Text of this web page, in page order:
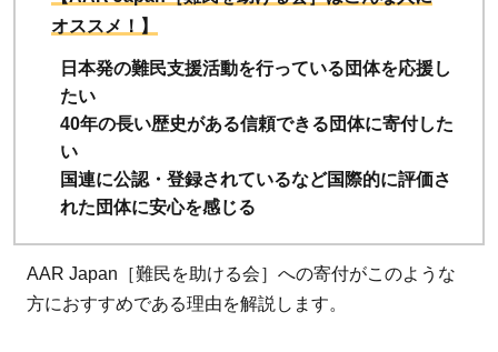
1.1
【お
すす
めの
1】
日本
なが
オススメ！】
日本発の難民支援活動を行っている団体を応援し
たい
40年の長い歴史がある信頼できる団体に寄付した
い
国連に公認・登録されているなど国際的に評価さ
れた団体に安心を感じる
AAR Japan［難民を助ける会］への寄付がこのような
方におすすめである理由を解説します。